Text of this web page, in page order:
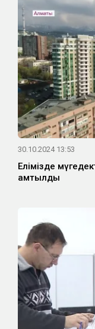
30.10.2024 13:53
Елімізде
қамтылды